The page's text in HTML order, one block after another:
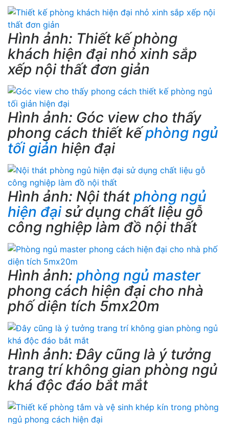
Hình ảnh: Thiết kế phòng
khách hiện đại nhỏ xinh sắp
xếp nội thất đơn giản
Hình ảnh: Góc view cho thấy
phong cách thiết kếphòng ngủ
tối giản hiện đại
Hình ảnh: Nội thátphòng ngủ
hiện đạisử dụng chất liệu gỗ
công nghiệp làm đồ nội thất
Hình ảnh: phòng ngủ master
phong cách hiện đại cho nhà
phố diện tích 5mx20m
Hình ảnh: Đây cũng là ý tưởng
trang trí không gian phòng ngủ
khá độc đáo bắt mắt